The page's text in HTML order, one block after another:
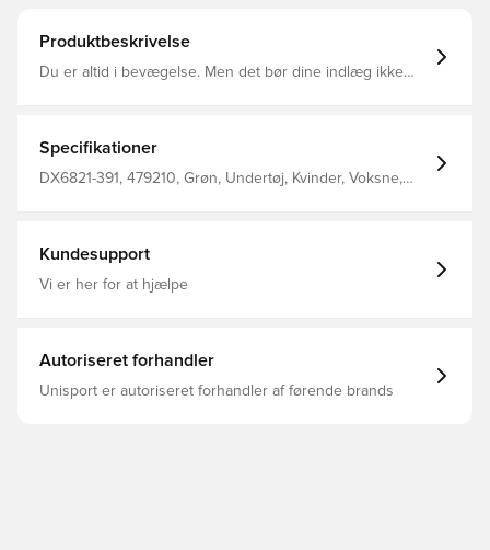
Produktbeskrivelse
Du er altid i bevægelse. Men det bør dine indlæg ikke
perfekt til træning og dansetimer, da den sidder tæt og
hjælper med at holde alting på plads. Og det
svedtransporterende, tilpasningsdygtige materiale
Specifikationer
DX6821-391, 479210, Grøn, Undertøj, Kvinder, Voksne,
Kundesupport
Vi er her for at hjælpe
Autoriseret forhandler
Unisport er autoriseret forhandler af førende brands